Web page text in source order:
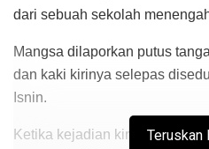
dari sebuah sekolah
Mangsa dilaporkan putus
dan kaki kirinya selepas
Isnin.
Ketika kejadian kira-kira jam
Teruskan